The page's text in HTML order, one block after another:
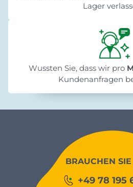
Lager
Wussten Sie, dass wir pro
Kundenanfragen
BRAUCHEN
+49 78 195